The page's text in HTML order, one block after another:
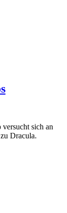
sich an
Dracula.